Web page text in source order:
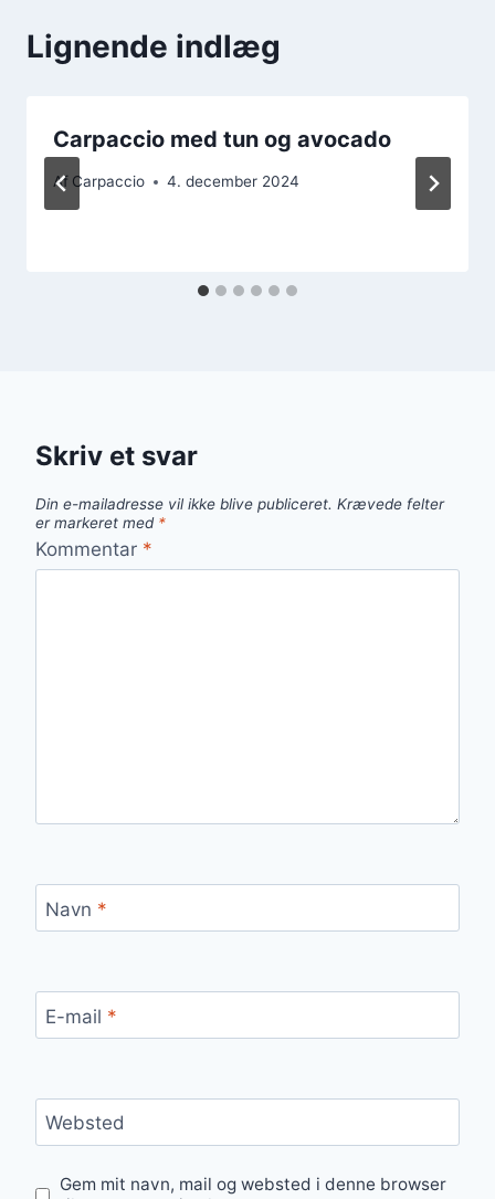
Lignende indlæg
Carpaccio med tun og avocado
Af Carpaccio 4. december 2024
Skriv et svar
Din e-mailadresse vil ikke blive publiceret. Krævede felter
er markeret med *
Kommentar *
Navn *
E-mail *
Websted
Gem mit navn, mail og websted i denne browser